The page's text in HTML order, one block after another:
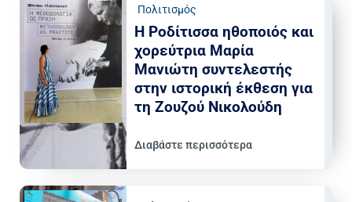
Πολιτισμός
Η Ροδίτισσα ηθοποιός και
χορεύτρια Μαρία
Μανιώτη συντελεστής
στην ιστορική έκθεση για
τη Ζουζού Νικολούδη
Διαβάστε περισσότερα